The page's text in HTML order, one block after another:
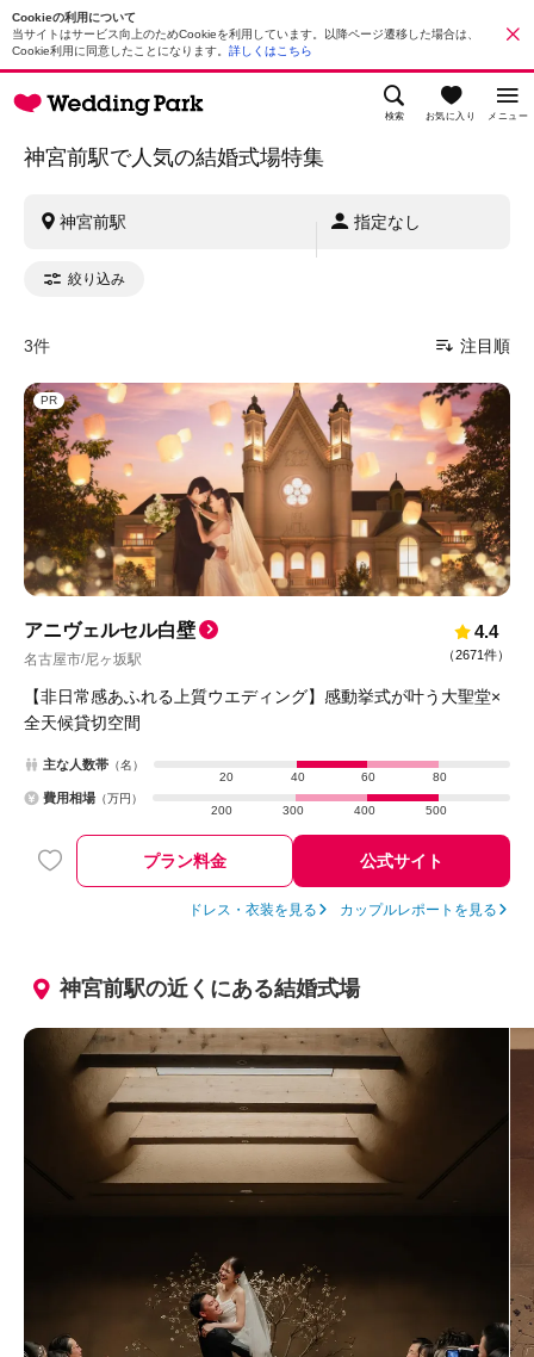
Cookieの利用について
当サイトはサービス向上のためCookieを利用しています。以降ページ遷移した場合は、
Cookie利用に同意したことになります。 詳しくはこちら
検索 お気に入り メニュー
神宮前駅で人気の結婚式場特集
神宮前駅 指定なし
絞り込み
3件 注目順
PR
アニヴェルセル白壁
名古屋市/尼ヶ坂駅
4.4
（2671件）
【非日常感あふれる上質ウエディング】感動挙式が叶う大聖堂×
全天候貸切空間
主な人数帯 （名）
20
40 60 80
費用相場 （万円）
200
300 400 500
プラン料金 公式サイト
ドレス・衣装を見る カップルレポートを見る
神宮前駅の近くにある結婚式場